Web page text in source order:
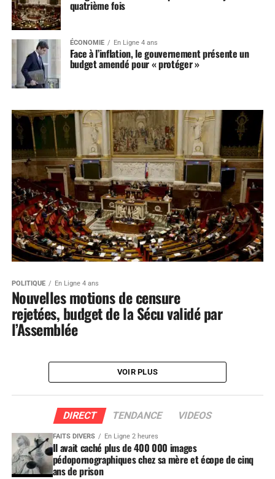
quatrième fois
ÉCONOMIE En Ligne 4 ans
Face à l’inflation, le gouvernement présente un
budget amendé pour « protéger »
POLITIQUE En Ligne 4 ans
Nouvelles motions de censure
rejetées, budget de la Sécu validé par
l’Assemblée
VOIR PLUS
DIRECT TENDANCE VIDEOS
FAITS DIVERS En Ligne 2 heures
Il avait caché plus de 400 000 images
pédopornographiques chez sa mère et écope de cinq
ans de prison